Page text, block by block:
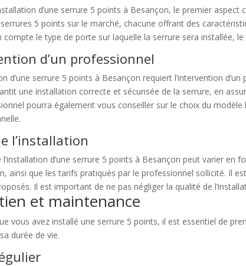
d’une serrure 5 points à Besançon, le premier
5 points sur le marché, chacune offrant des
compte le type de porte sur laquelle la serrure sera installée,
d’un professionnel
d’une serrure 5 points à Besançon requiert l’intervention
une installation correcte et sécurisée de la serrure, en
pourra également vous conseiller sur le choix du
l’installation
l’installation d’une serrure 5 points à Besançon peut varier
ainsi que les tarifs pratiqués par le professionnel sollicité. Il
Il est important de ne pas négliger la qualité de
et maintenance
vous avez installé une serrure 5 points, il est essentiel de
durée de vie.